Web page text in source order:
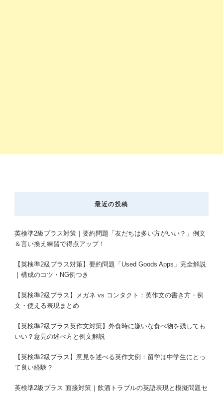
最近の投稿
英検準2級プラス対策｜要約問題「友だちは多い方がいい？」例文
＆言い換え練習で得点アップ！
【英検準2級プラス対策】要約問題「Used Goods Apps」完全解説
｜構成のコツ・NG例つき
【英検準2級プラス】メガネ vs コンタクト：英作文の書き方・例
文・使える表現まとめ
【英検準2級プラス英作文対策】外食時に嫌いな食べ物を残しても
いい？意見の述べ方と例文解説
【英検準2級プラス】意見を述べる英作文例：留学は中学生にとっ
て良い経験？
英検準2級プラス 面接対策｜飲酒トラブルの英語表現と模擬問題セ